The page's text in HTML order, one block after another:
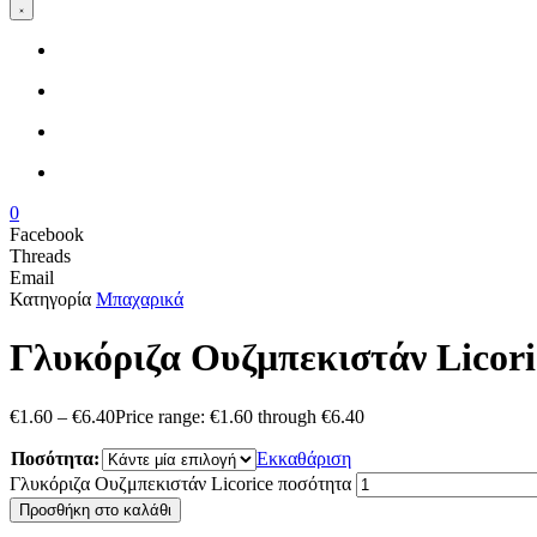
0
Facebook
Threads
Email
Κατηγορία Μπαχαρικά
Γλυκόριζα Ουζμπεκιστάν
€1.60 – €6.40Price range: €1.60 through €6.40
Ποσότητα:
Εκκαθάριση
Γλυκόριζα Ουζμπεκιστάν Licorice ποσότητα
Προσθήκη στο καλάθι